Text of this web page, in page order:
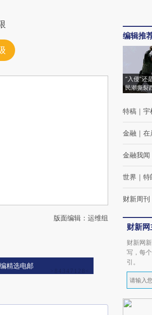
版面编辑：运维组
精选电邮
编辑推
“入侵”还
民潮撕裂
特稿 ｜ 宇
金融 ｜ 在
金融我闻
世界 ｜ 特
财新周刊
财新
财新网
写，每
引。